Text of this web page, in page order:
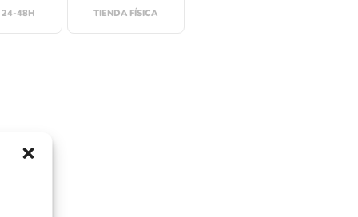
24-48H TIENDA FÍSICA